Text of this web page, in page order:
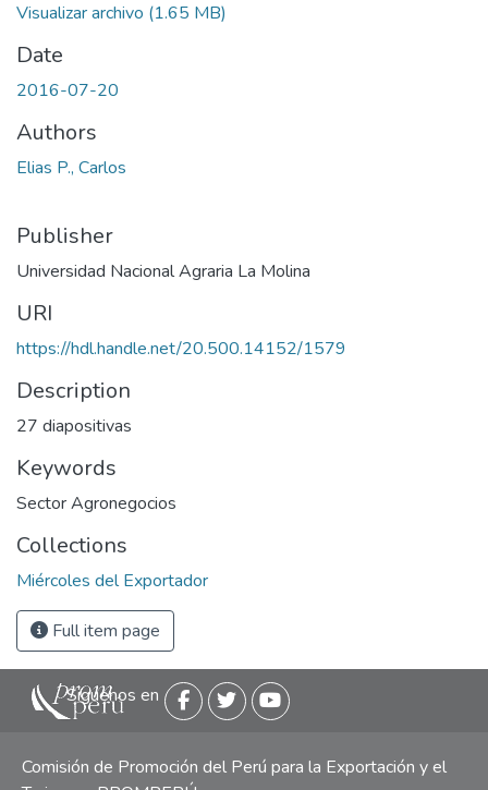
Visualizar archivo (1.65 MB)
Date
2016-07-20
Authors
Elias P., Carlos
Publisher
Universidad Nacional Agraria La Molina
URI
https://hdl.handle.net/20.500.14152/1579
Description
27 diapositivas
Keywords
Sector Agronegocios
Collections
Miércoles del Exportador
Full item page
Siguenos en
Comisión de Promoción del Perú para la Exportación y el